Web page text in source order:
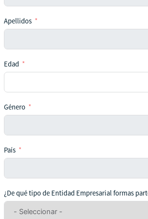
Apellidos
Edad
Género
País
¿De qué tipo de Entidad Empresarial formas